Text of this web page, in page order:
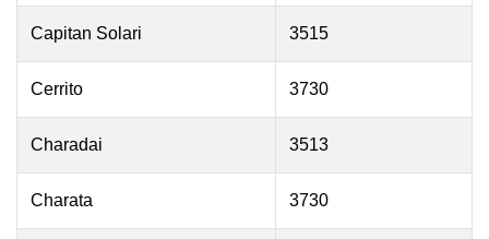
Capitan Solari 3515
Cerrito 3730
Charadai 3513
Charata 3730